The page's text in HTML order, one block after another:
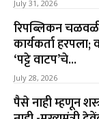
July 31, 2026
रिपब्लिकन
कार्यकर्ता
‘पट्टे वाटप’चे...
July 28, 2026
पैसे नाही म्हणून